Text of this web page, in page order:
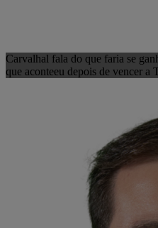
Carvalhal fala do que faria se
que aconteeu depois de vencer a